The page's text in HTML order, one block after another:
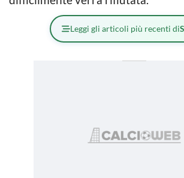
Leggi gli articoli più recenti di